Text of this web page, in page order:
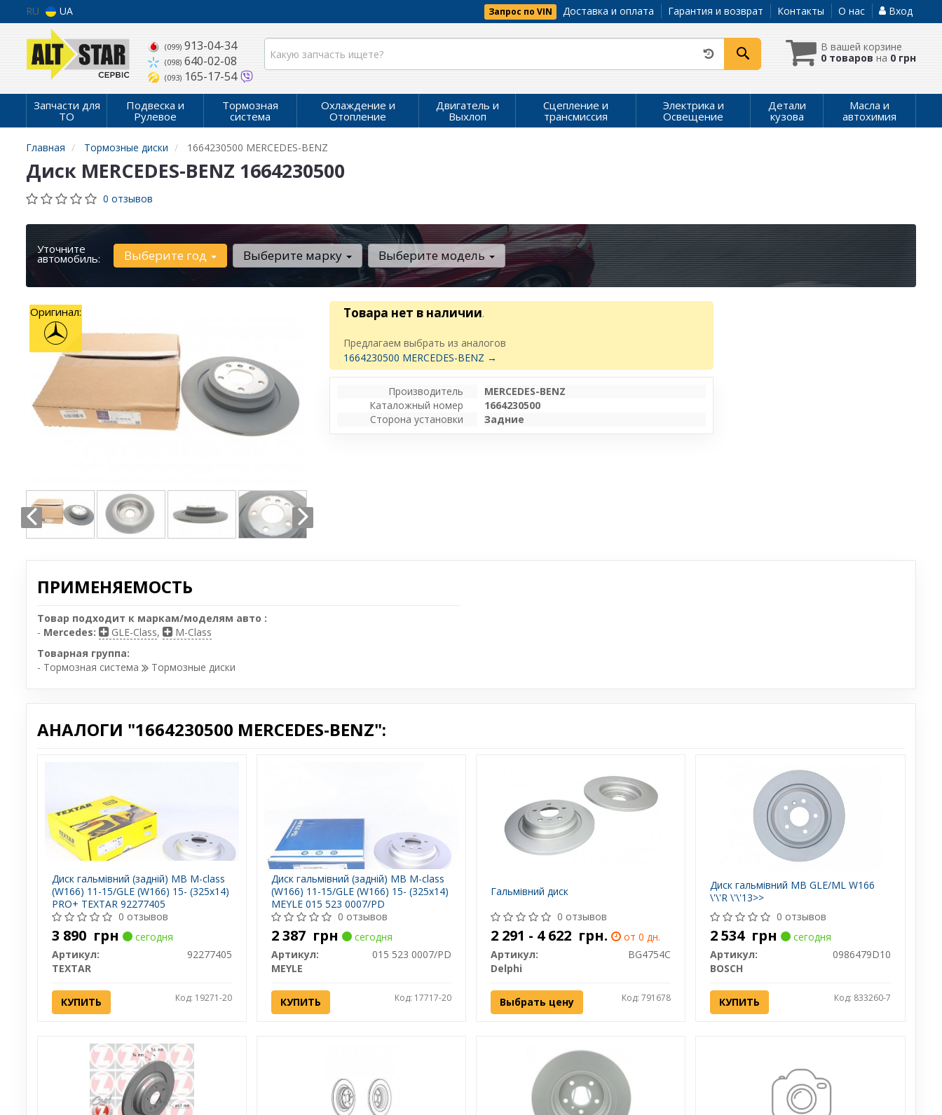
RU UA Запрос по VIN Доставка и оплата Гарантия и возврат Контакты О нас Вход
(099)913-04-34
(098)640-02-08
(093)165-17-54
В вашей корзине
0 товаров на 0 грн
Запчасти для
ТО
Подвеска и
Рулевое
Тормозная
система
Охлаждение и
Отопление
Двигатель и
Выхлоп
Сцепление и
трансмиссия
Электрика и
Освещение
Детали
кузова
Масла и
автохимия
Главная Тормозные диски 1664230500 MERCEDES-BENZ
Диск MERCEDES-BENZ 1664230500
0 отзывов
Уточните
автомобиль: Выберите год Выберите марку Выберите модель
Оригинал: Товара нет в наличии.
Предлагаем выбрать из аналогов
1664230500 MERCEDES-BENZ →
Производитель
MERCEDES-BENZ
Каталожный номер
1664230500
Сторона установки
Задние
ПРИМЕНЯЕМОСТЬ
Товар подходит к маркам/моделям авто :
- Mercedes: GLE-Class,
M-Class
Товарная группа:
- Тормозная система
Тормозные диски
АНАЛОГИ "1664230500 MERCEDES-BENZ":
Диск гальмівний (задній) MB M-class
(W166) 11-15/GLE (W166) 15- (325x14)
PRO+ TEXTAR 92277405
0 отзывов
3 890 грн
сегодня
Артикул:
92277405
TEXTAR
КУПИТЬ Код: 19271-20
Диск гальмівний (задній) MB M-class
(W166) 11-15/GLE (W166) 15- (325x14)
MEYLE 015 523 0007/PD
0 отзывов
2 387 грн
сегодня
Артикул:
015 523 0007/PD
MEYLE
КУПИТЬ Код: 17717-20
Гальмівний диск
0 отзывов
2 291 - 4 622 грн.
от 0 дн.
Артикул:
BG4754C
Delphi
Выбрать цену Код: 791678
Диск гальмівний MB GLE/ML W166
\'\'R \'\'13>>
0 отзывов
2 534 грн
сегодня
Артикул:
0986479D10
BOSCH
КУПИТЬ Код: 833260-7